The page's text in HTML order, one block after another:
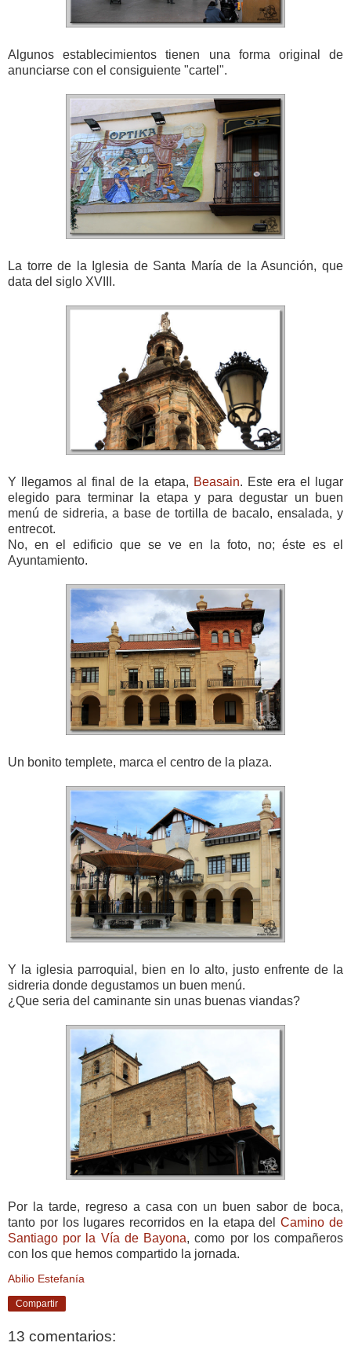
Algunos establecimientos tienen una forma original de
anunciarse con el consiguiente "cartel".
La torre de la Iglesia de Santa María de la Asunción, que
data del siglo XVIII.
Y llegamos al final de la etapa, Beasain. Este era el lugar
elegido para terminar la etapa y para degustar un buen
menú de sidreria, a base de tortilla de bacalo, ensalada, y
entrecot.
No, en el edificio que se ve en la foto, no; éste es el
Ayuntamiento.
Un bonito templete, marca el centro de la plaza.
Y la iglesia parroquial, bien en lo alto, justo enfrente de la
sidreria donde degustamos un buen menú.
¿Que seria del caminante sin unas buenas viandas?
Por la tarde, regreso a casa con un buen sabor de boca,
tanto por los lugares recorridos en la etapa delCamino de
Santiago por la Vía de Bayona, como por los compañeros
con los que hemos compartido la jornada.
Abilio Estefanía
Compartir
13 comentarios: